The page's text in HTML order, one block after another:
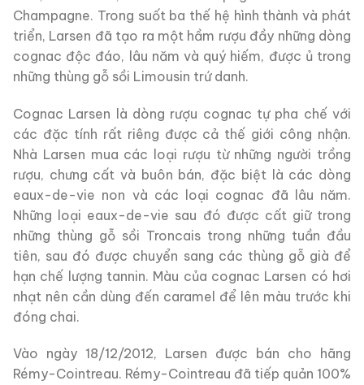
Champagne. Trong suốt ba thế hệ hình thành và phát
triển, Larsen đã tạo ra một hầm rượu đầy những dòng
cognac độc đáo, lâu năm và quý hiếm, được ủ trong
những thùng gỗ sồi Limousin trứ danh.
Cognac Larsen là dòng rượu cognac tự pha chế với
các đặc tính rất riêng được cả thế giới công nhận.
Nhà Larsen mua các loại rượu từ những người trồng
rượu, chưng cất và buôn bán, đặc biệt là các dòng
eaux-de-vie non và các loại cognac đã lâu năm.
Những loại eaux-de-vie sau đó được cất giữ trong
những thùng gỗ sồi Troncais trong những tuần đầu
tiên, sau đó được chuyển sang các thùng gỗ già để
hạn chế lượng tannin. Màu của cognac Larsen có hơi
nhạt nên cần dùng đến caramel để lên màu trước khi
đóng chai.
Vào ngày 18/12/2012, Larsen được bán cho hãng
Rémy-Cointreau. Rémy-Cointreau đã tiếp quản 100%